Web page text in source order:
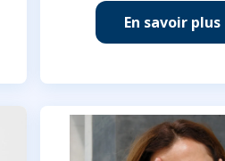
En savoir plus